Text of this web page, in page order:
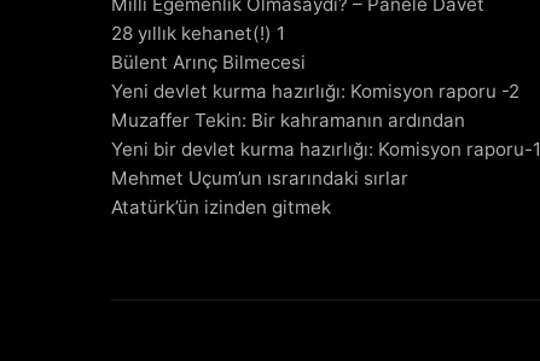
Millî Egemenlik Olmasaydı? – Panele Davet
28 yıllık kehanet(!) 1
Bülent Arınç Bilmecesi
Yeni devlet kurma hazırlığı: Komisyon raporu -2
Muzaffer Tekin: Bir kahramanın ardından
Yeni bir devlet kurma hazırlığı: Komisyon raporu-1
Mehmet Uçum’un ısrarındaki sırlar
Atatürk’ün izinden gitmek